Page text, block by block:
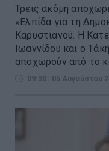
Τρεις ακόμη
«Ελπίδα για τη
Καρυστιανού. Η
Ιωαννίδου και ο
αποχωρούν από το
09:30 | 05 Αυγούστου